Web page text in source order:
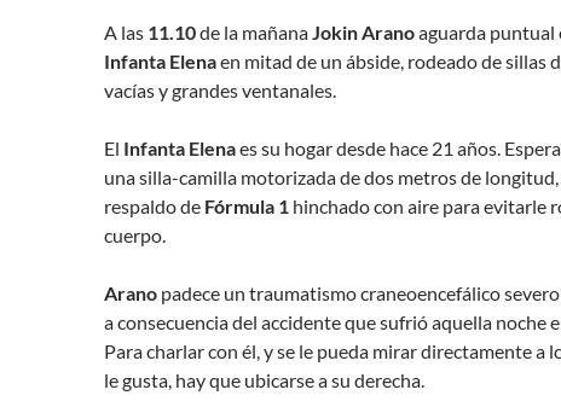
A las 11.10de la mañanaJokin Aranoaguarda puntual
Infanta Elenaen mitad de un ábside, rodeado de sillas
vacías y grandes ventanales.
El Infanta Elenaes su hogar desde hace 21 años.
una silla-camilla motorizada de dos metros de longitud,
respaldo de Fórmula 1 hinchado con aire para evitarle
cuerpo.
Arano padece un traumatismo craneoencefálico
a consecuencia del accidente que sufrió aquella noche
Para charlar con él, y se le pueda mirar directamente a
le gusta, hay que ubicarse a su derecha.